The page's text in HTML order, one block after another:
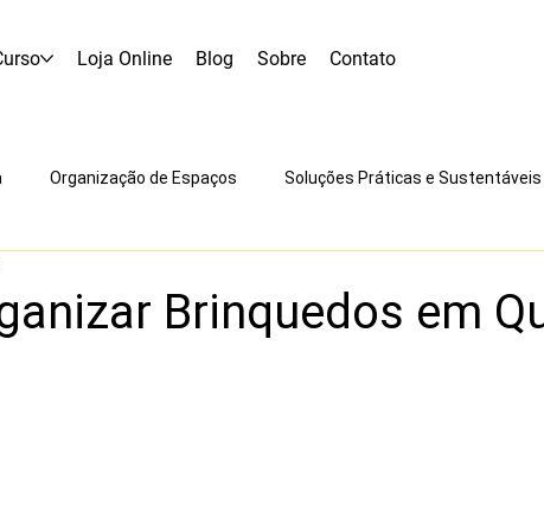
Loja Online Blog Sobre Contato
Organização de Espaços Soluções Práticas e Sustentáveis
| Casa PLIM
Brinquedos em